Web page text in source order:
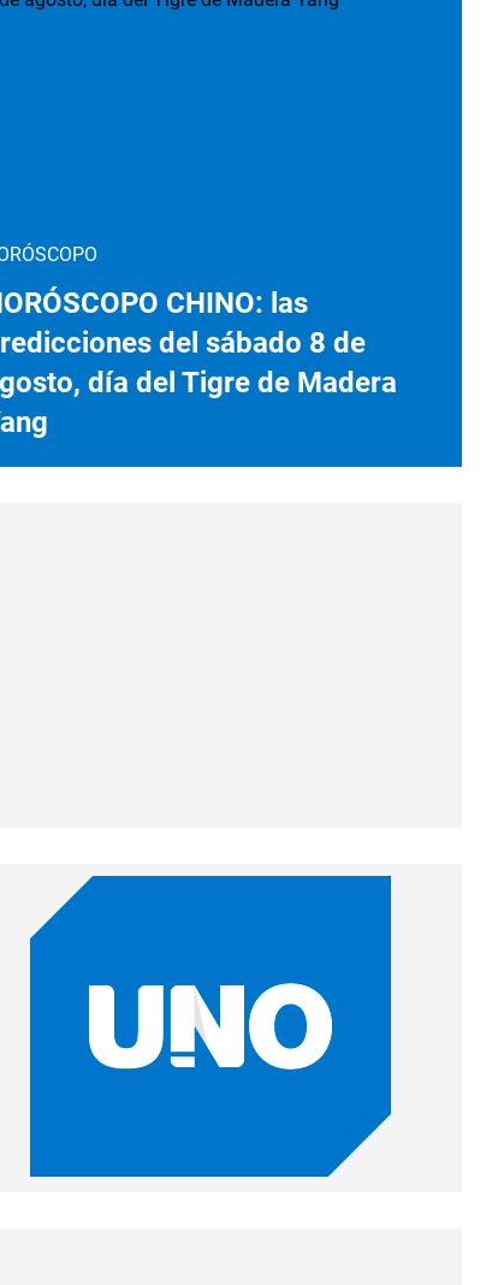
CHINO: las
del sábado 8 de
día del Tigre de Madera